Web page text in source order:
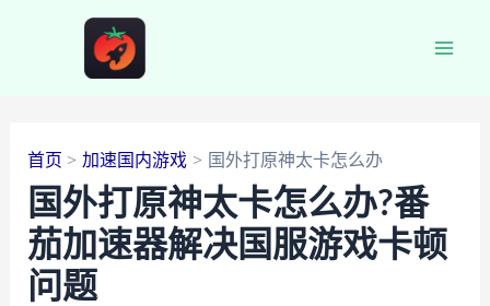
首页 加速国内游戏 国外打原神太卡怎么办
国外打原神太卡怎么办?番
茄加速器解决国服游戏卡顿
问题